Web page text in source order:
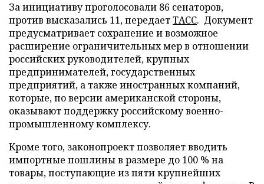
За инициативу проголосовали 86 сенаторов,
против высказались 11, передаетТАСС. Документ
предусматривает сохранение и возможное
расширение ограничительных мер в отношении
российских руководителей, крупных
предпринимателей, государственных
предприятий, а также иностранных компаний,
которые, по версии американской стороны,
оказывают поддержку российскому военно-
промышленному комплексу.
Кроме того, законопроект позволяет вводить
импортные пошлины в размере до 100 % на
товары, поступающие из пяти крупнейших